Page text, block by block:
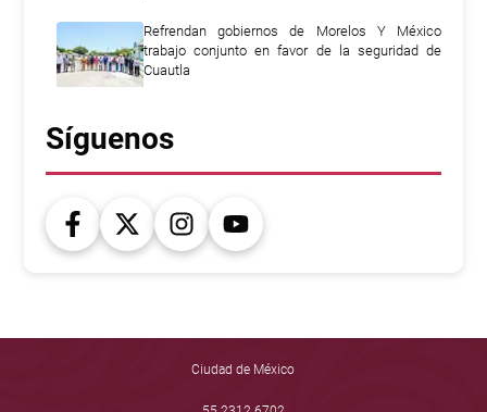
Refrendan gobiernos de Morelos Y México
trabajo conjunto en favor de la seguridad de
Cuautla
Síguenos
Ciudad de México